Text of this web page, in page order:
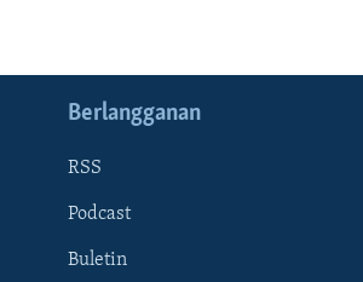
Berlangganan
RSS
Podcast
Buletin